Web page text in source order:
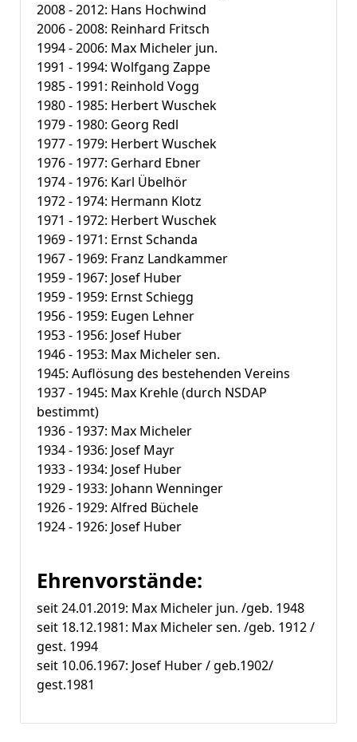
2008 - 2012: Hans Hochwind
2006 - 2008: Reinhard Fritsch
1994 - 2006: Max Micheler jun.
1991 - 1994: Wolfgang Zappe
1985 - 1991: Reinhold Vogg
1980 - 1985: Herbert Wuschek
1979 - 1980: Georg Redl
1977 - 1979: Herbert Wuschek
1976 - 1977: Gerhard Ebner
1974 - 1976: Karl Übelhör
1972 - 1974: Hermann Klotz
1971 - 1972: Herbert Wuschek
1969 - 1971: Ernst Schanda
1967 - 1969: Franz Landkammer
1959 - 1967: Josef Huber
1959 - 1959: Ernst Schiegg
1956 - 1959: Eugen Lehner
1953 - 1956: Josef Huber
1946 - 1953: Max Micheler sen.
1945: Auflösung des bestehenden Vereins
1937 - 1945: Max Krehle (durch NSDAP
bestimmt)
1936 - 1937: Max Micheler
1934 - 1936: Josef Mayr
1933 - 1934: Josef Huber
1929 - 1933: Johann Wenninger
1926 - 1929: Alfred Büchele
1924 - 1926: Josef Huber
Ehrenvorstände:
seit 24.01.2019: Max Micheler jun. /geb. 1948
seit 18.12.1981: Max Micheler sen. /geb. 1912 /
gest. 1994
seit 10.06.1967: Josef Huber / geb.1902/
gest.1981